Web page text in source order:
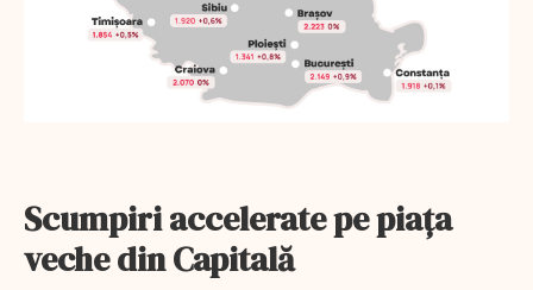
Scumpiri accelerate pe piața
veche din Capitală